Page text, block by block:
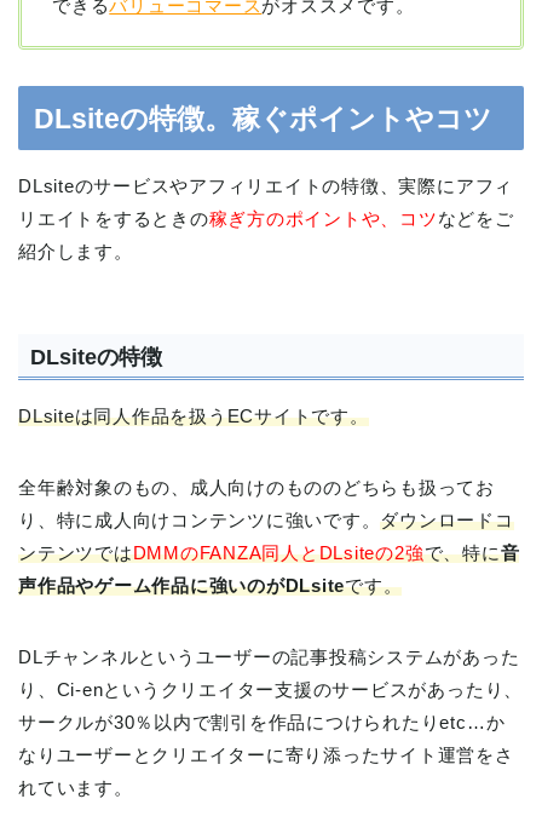
できるバリューコマースがオススメです。
DLsiteの特徴。稼ぐポイントやコツ
DLsiteのサービスやアフィリエイトの特徴、実際にアフィ
リエイトをするときの稼ぎ方のポイントや、コツなどをご
紹介します。
DLsiteの特徴
DLsiteは同人作品を扱うECサイトです。
全年齢対象のもの、成人向けのもののどちらも扱ってお
り、特に成人向けコンテンツに強いです。ダウンロードコ
ンテンツではDMMのFANZA同人とDLsiteの2強で、特に音
声作品やゲーム作品に強いのがDLsiteです。
DLチャンネルというユーザーの記事投稿システムがあった
り、Ci-enというクリエイター支援のサービスがあったり、
サークルが30％以内で割引を作品につけられたりetc…か
なりユーザーとクリエイターに寄り添ったサイト運営をさ
れています。